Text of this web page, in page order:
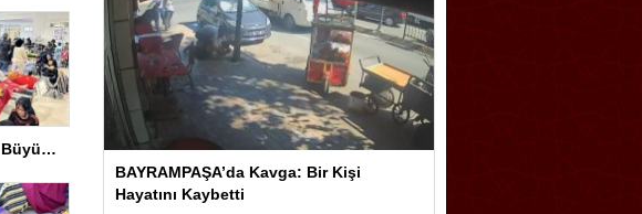
Endonezya’da 6,7 Büyüklüğünde Deprem
BAYRAMPAŞA’da Kavga: Bir Kişi
Hayatını Kaybetti